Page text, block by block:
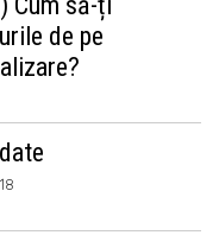
de pe